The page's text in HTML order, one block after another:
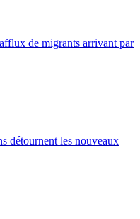
de migrants arrivant par
détournent les nouveaux